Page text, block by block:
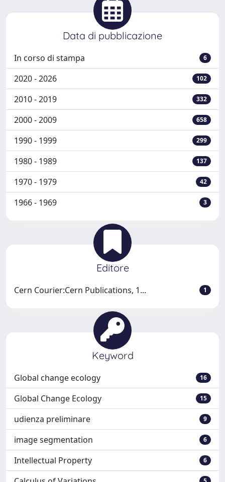
Data di pubblicazione
In corso di stampa 6
2020 - 2026 102
2010 - 2019 332
2000 - 2009 658
1990 - 1999 299
1980 - 1989 137
1970 - 1979 42
1966 - 1969 3
Editore
Cern Courier:Cern Publications, 1... 1
Keyword
Global change ecology 16
Global Change Ecology 15
udienza preliminare 9
image segmentation 6
Intellectual Property 6